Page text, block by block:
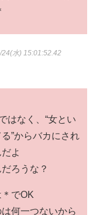
24(水) 15:01:52.42
はなく、“女とい
”からバカにされ
よ
ろうな？
でOK
何一つないから